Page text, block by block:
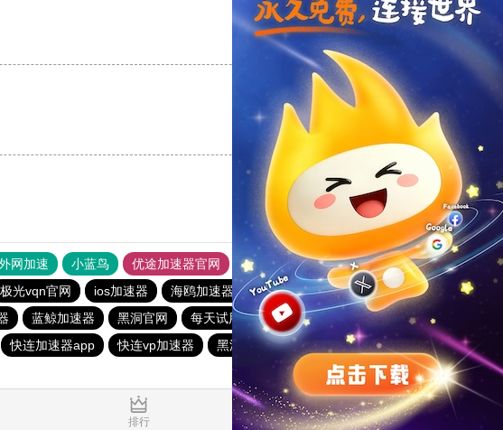
反对
反对[0]
网加速 小蓝鸟 优途加速器官网 风驰加速器 旋风加速器
八戒看书
极光vqn官网 ios加速器 海鸥加速器 快连加速器app
火箭vp加速器官网
蓝鲸加速器 黑洞官网 每天试用一小时加速器
香蕉加速器官网
快连加速器app 快连vp加速器 黑洞vqn加速 旋风加速度器
大象加速器
排行 推荐